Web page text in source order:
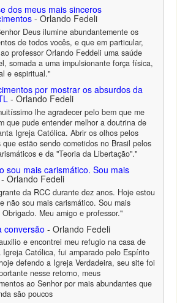
dos meus mais sinceros
- Orlando Fedeli
Deus ilumine abundantemente os
de todos vocês, e que em particular,
professor Orlando Feddeli uma saúde
somada a uma impulsionante força física,
e espiritual."
por mostrar os absurdos da
- Orlando Fedeli
lhe agradecer pelo bem que me
que pude entender melhor a doutrina de
Igreja Católica. Abrir os olhos pelos
que estão sendo cometidos no Brasil pelos
e da "Teoria da Libertação"."
sou mais carismático. Sou mais
- Orlando Fedeli
da RCC durante dez anos. Hoje estou
não sou mais carismático. Sou mais
Meu amigo e professor."
conversão - Orlando Fedeli
e encontrei meu refugio na casa de
Igreja Católica, fui amparado pelo Espírito
defendo a Igreja Verdadeira, seu site foi
nesse retorno, meus
ao Senhor por mais abundantes que
são poucos